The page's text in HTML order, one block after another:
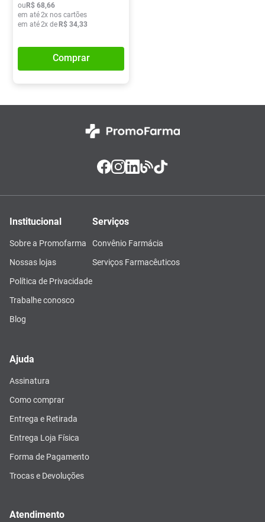
ouR$ 68,66
em até2x nos cartões
em até2x deR$ 34,33
Comprar
Institucional
Sobre a Promofarma
Nossas lojas
Política de Privacidade
Trabalhe conosco
Blog
Serviços
Convênio Farmácia
Serviços Farmacêuticos
Ajuda
Assinatura
Como comprar
Entrega e Retirada
Entrega Loja Física
Forma de Pagamento
Trocas e Devoluções
Atendimento